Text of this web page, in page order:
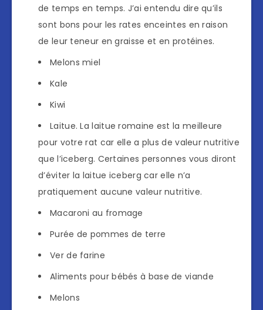
de temps en temps. J’ai entendu dire qu’ils
sont bons pour les rates enceintes en raison
de leur teneur en graisse et en protéines.
Melons miel
Kale
Kiwi
Laitue. La laitue romaine est la meilleure
pour votre rat car elle a plus de valeur nutritive
que l’iceberg. Certaines personnes vous diront
d’éviter la laitue iceberg car elle n’a
pratiquement aucune valeur nutritive.
Macaroni au fromage
Purée de pommes de terre
Ver de farine
Aliments pour bébés à base de viande
Melons